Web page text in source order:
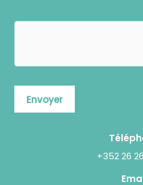
ce
Envoyer
+352 26